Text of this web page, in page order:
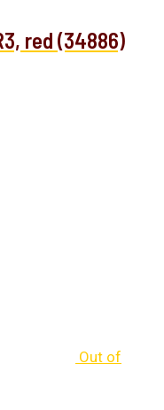
red (34886)
Out of